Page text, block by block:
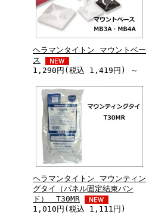
ヘラマンタイトン マウントベー
ス
1,290円(税込 1,419円) ～
ヘラマンタイトン マウンティン
グタイ（パネル固定結束バン
ド） T30MR
1,010円(税込 1,111円)